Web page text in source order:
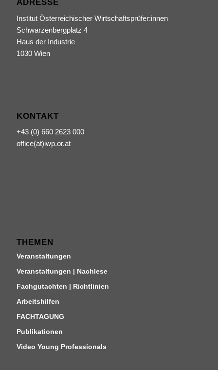
ADRESSE
Institut Österreichischer Wirtschaftsprüfer:innen
Schwarzenbergplatz 4
Haus der Industrie
1030 Wien
KONTAKT
+43 (0) 660 2623 000
office(at)iwp.or.at
THEMEN
Veranstaltungen
Veranstaltungen | Nachlese
Fachgutachten | Richtlinien
Arbeitshilfen
FACHTAGUNG
Publikationen
Video Young Professionals